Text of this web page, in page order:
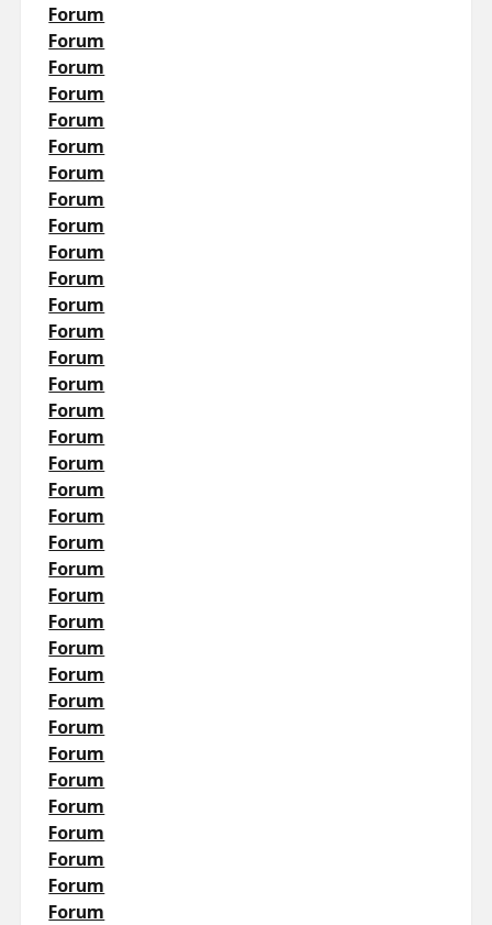
Forum
Forum
Forum
Forum
Forum
Forum
Forum
Forum
Forum
Forum
Forum
Forum
Forum
Forum
Forum
Forum
Forum
Forum
Forum
Forum
Forum
Forum
Forum
Forum
Forum
Forum
Forum
Forum
Forum
Forum
Forum
Forum
Forum
Forum
Forum